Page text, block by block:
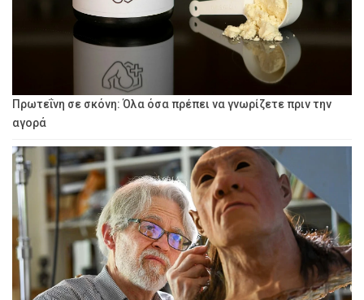
Πρωτεΐνη σε σκόνη: Όλα όσα πρέπει να γνωρίζετε πριν την
αγορά